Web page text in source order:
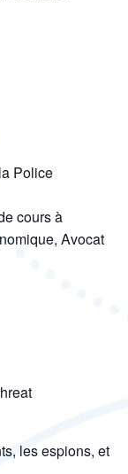
Police
cours à
Avocat
les espions, et